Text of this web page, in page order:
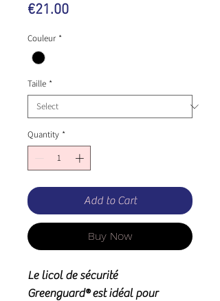
€21.00Price
Couleur *
Taille *
Quantity *
Add to Cart
Buy Now
Le licol de sécurité
Greenguard®est idéal pour